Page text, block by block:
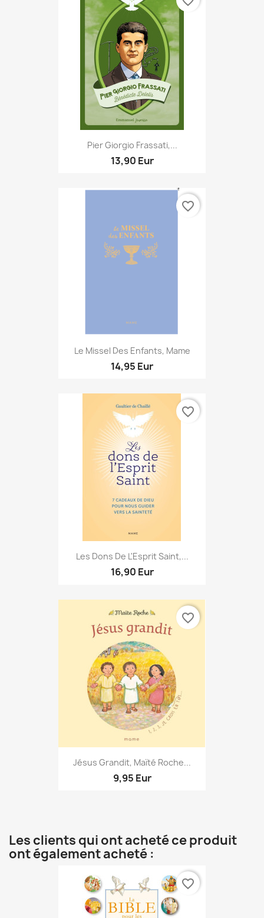
Pier Giorgio Frassati,...
13,90 Eur
Le Missel Des Enfants, Mame
14,95 Eur
favorite_border
Les Dons De L'Esprit Saint,...
16,90 Eur
favorite_border
Jésus Grandit, Maïté Roche...
9,95 Eur
favorite_border
Les clients qui ont acheté ce produit
ont également acheté :
favorite_border